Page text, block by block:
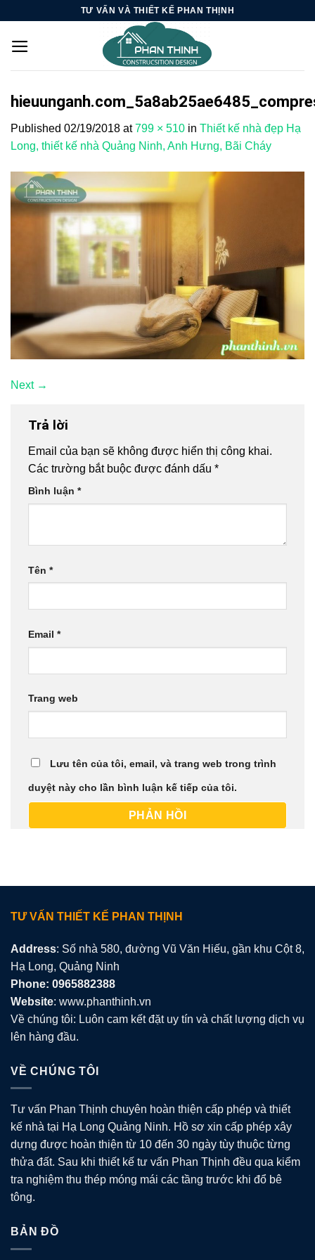
content
TƯ VẤN VÀ THIẾT KẾ PHAN THỊNH
Published 02/19/2018 at799 × 510 in Thiết kế nhà đẹp Hạ
Long, thiết kế nhà Quảng Ninh, Anh Hưng, Bãi Cháy
Next →
Trả lời
Email của bạn sẽ không được hiển thị công khai.
Các trường bắt buộc được đánh dấu *
Bình luận *
Tên *
Email *
Trang web
Lưu tên của tôi, email, và trang web trong trình
duyệt này cho lần bình luận kế tiếp của tôi.
TƯ VẤN THIẾT KẾ PHAN THỊNH
Address: Số nhà 580, đường Vũ Văn Hiếu, gần khu Cột 8,
Hạ Long, Quảng Ninh
Phone: 0965882388
Website: www.phanthinh.vn
Về chúng tôi: Luôn cam kết đặt uy tín và chất lượng dịch vụ
lên hàng đầu.
VỀ CHÚNG TÔI
Tư vấn Phan Thịnh chuyên hoàn thiện cấp phép và thiết
kế nhà tại Hạ Long Quảng Ninh. Hồ sơ xin cấp phép xây
dựng được hoàn thiện từ 10 đến 30 ngày tùy thuộc từng
thửa đất. Sau khi thiết kế tư vấn Phan Thịnh đều qua kiểm
tra nghiệm thu thép móng mái các tầng trước khi đổ bê
tông.
BẢN ĐỒ